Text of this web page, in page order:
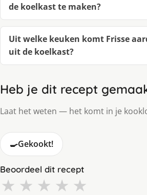
de koelkast te maken?
Uit welke keuken komt Frisse
uit de koelkast?
Heb je dit recept
Laat het weten — het komt in je
🍳Gekookt!
Beoordeel dit recept
★ ★ ★ ★ ★